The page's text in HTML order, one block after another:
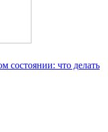
состоянии: что делать